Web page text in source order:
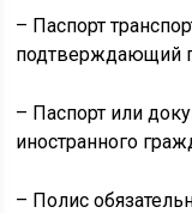
– Паспорт
подтверждающий
– Паспорт или
иностранного
– Полис